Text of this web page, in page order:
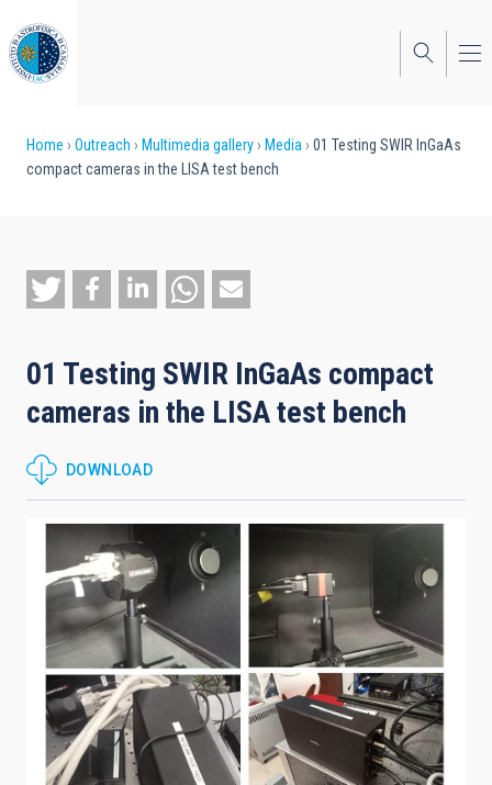
to
main
content
Breadcrumb
Home Outreach Multimedia gallery Media
01 Testing SWIR InGaAs
compact cameras in the LISA test bench
01 Testing SWIR InGaAs compact
cameras in the LISA test bench
DOWNLOAD